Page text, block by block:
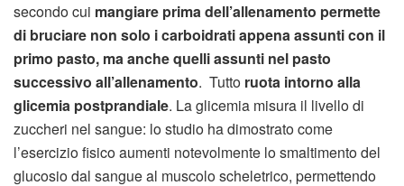
secondo cui mangiare prima dell’allenamento permette
di bruciare non solo i carboidrati appena assunti con il
primo pasto, ma anche quelli assunti nel pasto
successivo all’allenamento. Tutto ruota intorno alla
glicemia postprandiale. La glicemia misura il livello di
zuccheri nel sangue: lo studio ha dimostrato come
l’esercizio fisico aumenti notevolmente lo smaltimento del
glucosio dal sangue al muscolo scheletrico, permettendo